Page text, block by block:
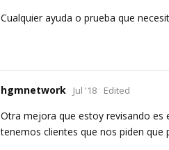
Cualquier ayuda o prueba que
hgmnetwork Jul '18 Edited
Otra mejora que estoy revisando es
tenemos clientes que nos piden